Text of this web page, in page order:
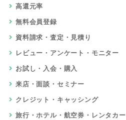
高還元率
無料会員登録
資料請求・査定・見積り
レビュー・アンケート・モニター
お試し・入会・購入
来店・面談・セミナー
クレジット・キャッシング
旅行・ホテル・航空券・レンタカー